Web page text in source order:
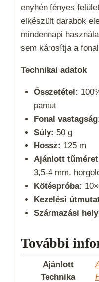
enyhén fényes
elkészült darabok
mindennapi
sem károsítja a
Technikai adatok
Összetétel:
pamut
Fonal vastagság:
Súly: 50 g
Hossz: 125 m
Ajánlott
3,5-4 mm,
Kötéspróba:
Kezelési
Származási
További
Ajánlott
Technika